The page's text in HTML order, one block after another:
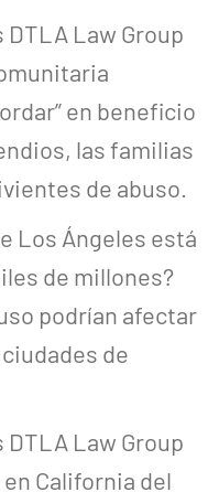
Law Group
en beneficio
las familias
de abuso.
Los Ángeles está
de millones?
podrían afectar
de
Law Group
California del